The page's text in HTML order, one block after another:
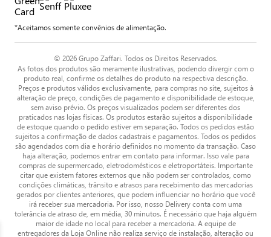
*Aceitamos somente convênios de alimentação.
© 2026 Grupo Zaffari. Todos os Direitos Reservados.
As fotos dos produtos são meramente ilustrativas, podendo divergir com o
produto real, confirme os detalhes do produto na respectiva descrição.
Preços e produtos válidos exclusivamente, para compras no site, sujeitos à
alteração de preço, condições de pagamento e disponibilidade de estoque,
sem aviso prévio. Os preços visualizados podem ser diferentes dos
praticados nas lojas físicas. Os produtos estarão sujeitos a disponibilidade
de estoque quando o pedido estiver em separação. Todos os pedidos estão
sujeitos a confirmação de dados cadastrais e pagamentos. Todos os pedidos
são agendados com dia e horário definidos no momento da transação. Caso
haja alteração, podemos entrar em contato para informar. Isso vale para
compras de supermercado, eletrodomésticos e eletroportáteis. Importante
citar que existem fatores externos que não podem ser controlados, como
condições climáticas, trânsito e atrasos para recebimento das mercadorias
gerados por clientes anteriores, que podem influenciar no horário que você
irá receber sua mercadoria. Por isso, nosso Delivery conta com uma
tolerância de atraso de, em média, 30 minutos. É necessário que haja alguém
maior de idade no local para receber a mercadoria. A equipe de
entregadores da Loja Online não realiza serviço de instalação, alteração ou